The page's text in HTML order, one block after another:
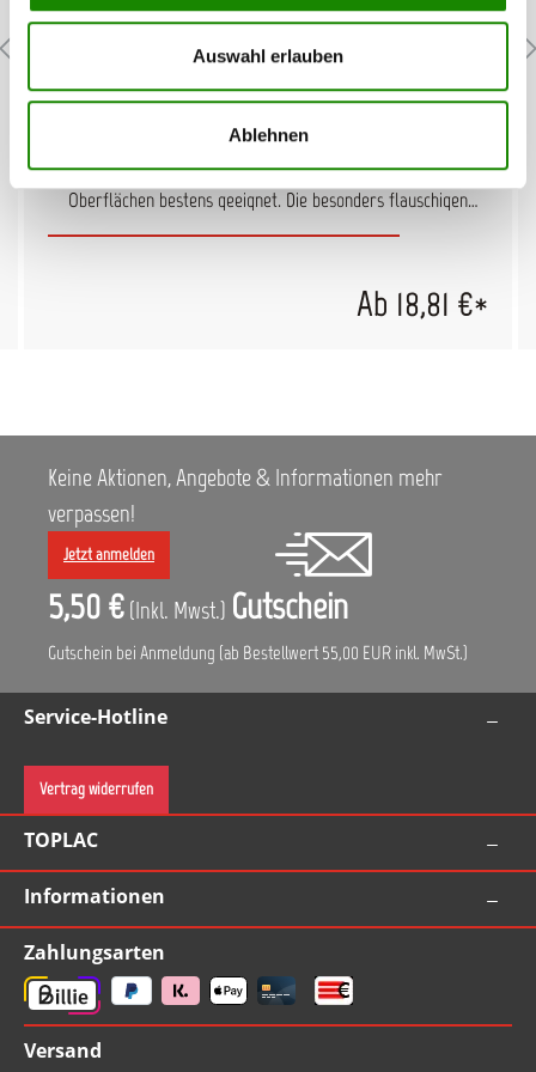
Auswahl erlauben
Ablehnen
AllorA Turbo-Polish Tuch aus Mikrofaser
Kanten ist für besonders schonendes Arbeiten an lackierten
Oberflächen bestens geeignet. Die besonders flauschigen
exzellentes Polierergebnis. Extrem saugstark und langlebig.
Ab 18,81 €*
Keine Aktionen, Angebote & Informationen mehr
verpassen!
Jetzt anmelden
5,50 € (Inkl. Mwst.) Gutschein
Gutschein bei Anmeldung (ab Bestellwert 55,00 EUR inkl. MwSt.)
Service-Hotline
Vertrag widerrufen
TOPLAC
Informationen
Zahlungsarten
Versand